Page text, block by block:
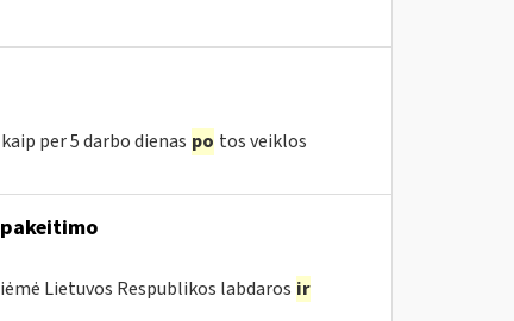
per 5 darbo dienas po tos veiklos
Lietuvos Respublikos labdaros ir